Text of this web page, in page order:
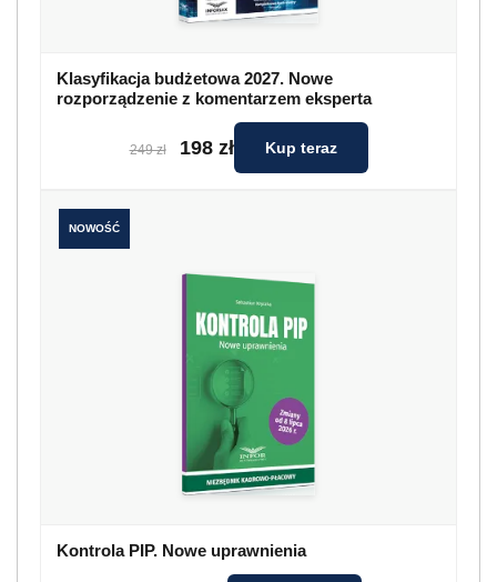
Klasyfikacja budżetowa 2027. Nowe
rozporządzenie z komentarzem eksperta
249 zł 198 zł Kup teraz
NOWOŚĆ
Kontrola PIP. Nowe uprawnienia